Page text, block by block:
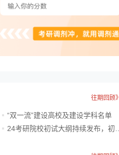
往期回顾》
“双一流”建设高校及建设学科名单